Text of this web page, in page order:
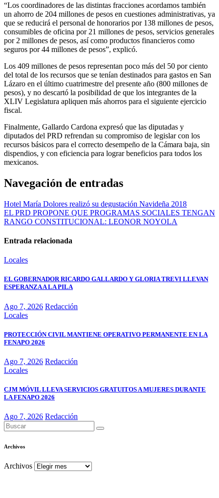
“Los coordinadores de las distintas fracciones acordamos también
un ahorro de 204 millones de pesos en cuestiones administrativas, ya
que se reducirá el personal de honorarios por 138 millones de pesos,
consumibles de oficina por 21 millones de pesos, servicios generales
por 2 millones de pesos, así como productos financieros como
seguros por 44 millones de pesos”, explicó.
Los 409 millones de pesos representan poco más del 50 por ciento
del total de los recursos que se tenían destinados para gastos en San
Lázaro en el último cuatrimestre del presente año (800 millones de
pesos), y no descartó la posibilidad de que los integrantes de la
XLIV Legislatura apliquen más ahorros para el siguiente ejercicio
fiscal.
Finalmente, Gallardo Cardona expresó que las diputadas y
diputados del PRD refrendan su compromiso de legislar con los
recursos básicos para el correcto desempeño de la Cámara baja, sin
dispendios, y con eficiencia para lograr beneficios para todos los
mexicanos.
Navegación de entradas
Hotel María Dolores realizó su degustación Navideña 2018
EL PRD PROPONE QUE PROGRAMAS SOCIALES TENGAN
RANGO CONSTITUCIONAL: LEONOR NOYOLA
Entrada relacionada
Locales
EL GOBERNADOR RICARDO GALLARDO Y GLORIA TREVI LLEVAN
ESPERANZA A LA PILA
Ago 7, 2026 Redacción
Locales
PROTECCIÓN CIVIL MANTIENE OPERATIVO PERMANENTE EN LA
FENAPO 2026
Ago 7, 2026 Redacción
Locales
CJM MÓVIL LLEVA SERVICIOS GRATUITOS A MUJERES DURANTE
LA FENAPO 2026
Ago 7, 2026 Redacción
Archivos
Archivos